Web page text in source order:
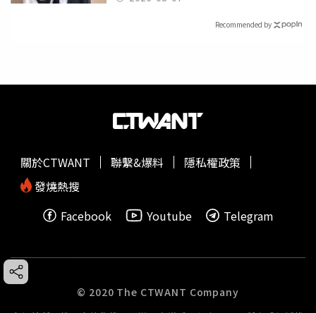
Recommended by
關於CTWANT 聯繫&爆料
隱私權政策
發燒熱搜
Facebook
Youtube Telegram
© 2020 The CTWANT Company